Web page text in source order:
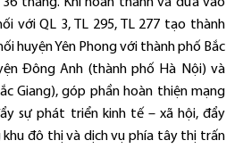
với QL 3, TL 295, TL 277 tạo thành
huyện Yên Phong với thành phố Bắc
Đông Anh (thành phố Hà Nội) và
Giang), góp phần hoàn thiện mạng
sự phát triển kinh tế – xã hội, đẩy
đô thị và dịch vụ phía tây thị trấn